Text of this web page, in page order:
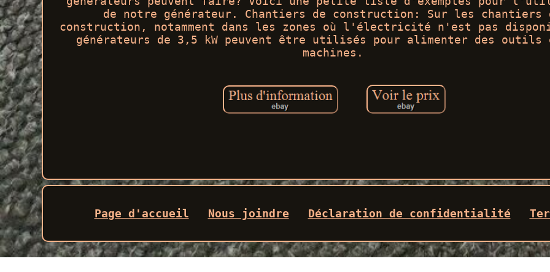
de notre générateur. Chantiers de construction: Sur les chantiers
construction, notamment dans les zones où l'électricité n'est pas
générateurs de 3,5 kW peuvent être utilisés pour alimenter des outils
machines.
Page d'accueil Nous joindre Déclaration de confidentialité